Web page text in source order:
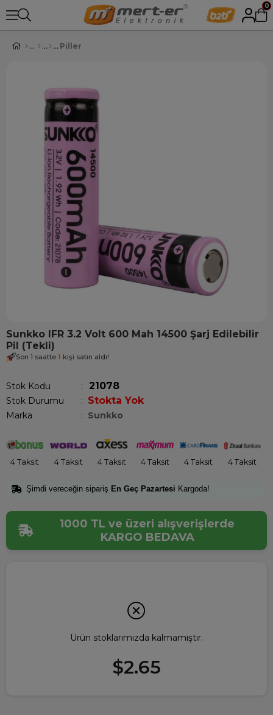
0
Piller
Sunkko IFR 3.2 Volt 600 Mah 14500 Şarj Edilebilir
Pil (Tekli)
Son 1 saatte 1 kişi satın aldı!
Stok Kodu 21078
Stok Durumu : Stokta Yok
Marka : Sunkko
4 Taksit 4 Taksit 4 Taksit 4 Taksit 4 Taksit 4 Taksit
Şimdi vereceğin sipariş En Geç Pazartesi Kargoda!
1000 TL ve üzeri alışverişlerde
KARGO BEDAVA
Ürün stoklarımızda kalmamıştır.
$2.65